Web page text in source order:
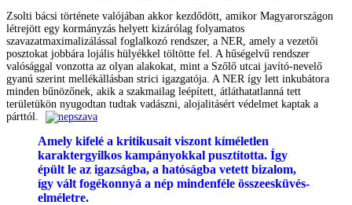
Zsolti bácsi története valójában akkor kezdődött, amikor Magyarországon
létrejött egy kormányzás helyett kizárólag folyamatos
szavazatmaximalizálással foglalkozó rendszer, a NER, amely a vezetői
posztokat jobbára lojális hülyékkel töltötte fel. A hűségelvű rendszer
valósággal vonzotta az olyan alakokat, mint a Szőlő utcai javító-nevelő
gyanú szerint mellékállásban strici igazgatója. A NER így lett inkubátora
minden bűnözőnek, akik a szakmailag leépített, átláthatatlanná tett
területükön nyugodtan tudtak vadászni, alojalitásért védelmet kaptak a
párttól.
Amely kifelé a kritikusait viszont kíméletlen
karaktergyilkos kampányokkal pusztította. Így
épült le az igazságba, a hatóságba vetett bizalom,
így vált fogékonnyá a nép mindenféle összeesküvés-
elméletre.